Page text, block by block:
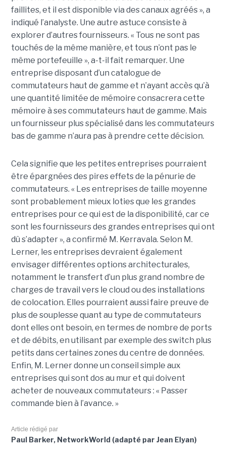
faillites, et il est disponible via des canaux agréés », a
indiqué l’analyste. Une autre astuce consiste à
explorer d’autres fournisseurs. « Tous ne sont pas
touchés de la même manière, et tous n’ont pas le
même portefeuille », a-t-il fait remarquer. Une
entreprise disposant d’un catalogue de
commutateurs haut de gamme et n’ayant accès qu’à
une quantité limitée de mémoire consacrera cette
mémoire à ses commutateurs haut de gamme. Mais
un fournisseur plus spécialisé dans les commutateurs
bas de gamme n’aura pas à prendre cette décision.
Cela signifie que les petites entreprises pourraient
être épargnées des pires effets de la pénurie de
commutateurs. « Les entreprises de taille moyenne
sont probablement mieux loties que les grandes
entreprises pour ce qui est de la disponibilité, car ce
sont les fournisseurs des grandes entreprises qui ont
dû s’adapter », a confirmé M. Kerravala. Selon M.
Lerner, les entreprises devraient également
envisager différentes options architecturales,
notamment le transfert d’un plus grand nombre de
charges de travail vers le cloud ou des installations
de colocation. Elles pourraient aussi faire preuve de
plus de souplesse quant au type de commutateurs
dont elles ont besoin, en termes de nombre de ports
et de débits, en utilisant par exemple des switch plus
petits dans certaines zones du centre de données.
Enfin, M. Lerner donne un conseil simple aux
entreprises qui sont dos au mur et qui doivent
acheter de nouveaux commutateurs : « Passer
commande bien à l’avance. »
Article rédigé par
Paul Barker, NetworkWorld (adapté par Jean Elyan)